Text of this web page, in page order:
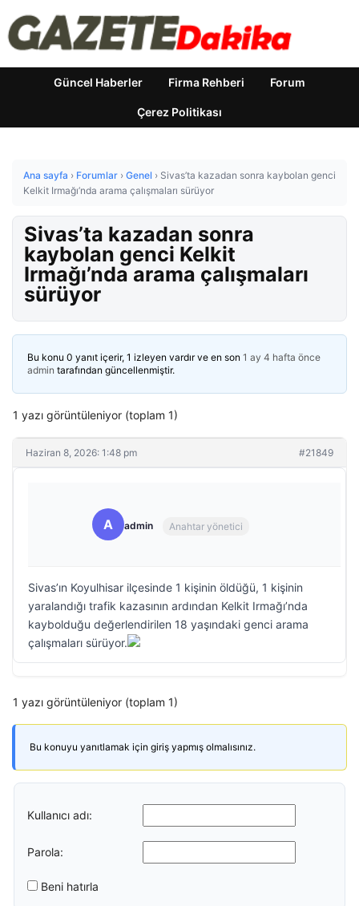
Güncel Haberler Firma Rehberi Forum
Çerez Politikası
Ana sayfa › Forumlar › Genel › Sivas’ta kazadan sonra kaybolan genci
Kelkit Irmağı’nda arama çalışmaları sürüyor
Sivas’ta kazadan sonra
kaybolan genci Kelkit
Irmağı’nda arama çalışmaları
sürüyor
Bu konu 0 yanıt içerir, 1 izleyen vardır ve en son 1 ay 4 hafta önce
admin tarafından güncellenmiştir.
1 yazı görüntüleniyor (toplam 1)
Haziran 8, 2026: 1:48 pm #21849
A admin Anahtar yönetici
Sivas’ın Koyulhisar ilçesinde 1 kişinin öldüğü, 1 kişinin
yaralandığı trafik kazasının ardından Kelkit Irmağı’nda
kaybolduğu değerlendirilen 18 yaşındaki genci arama
çalışmaları sürüyor.
1 yazı görüntüleniyor (toplam 1)
Bu konuyu yanıtlamak için giriş yapmış olmalısınız.
Kullanıcı adı:
Parola:
Beni hatırla